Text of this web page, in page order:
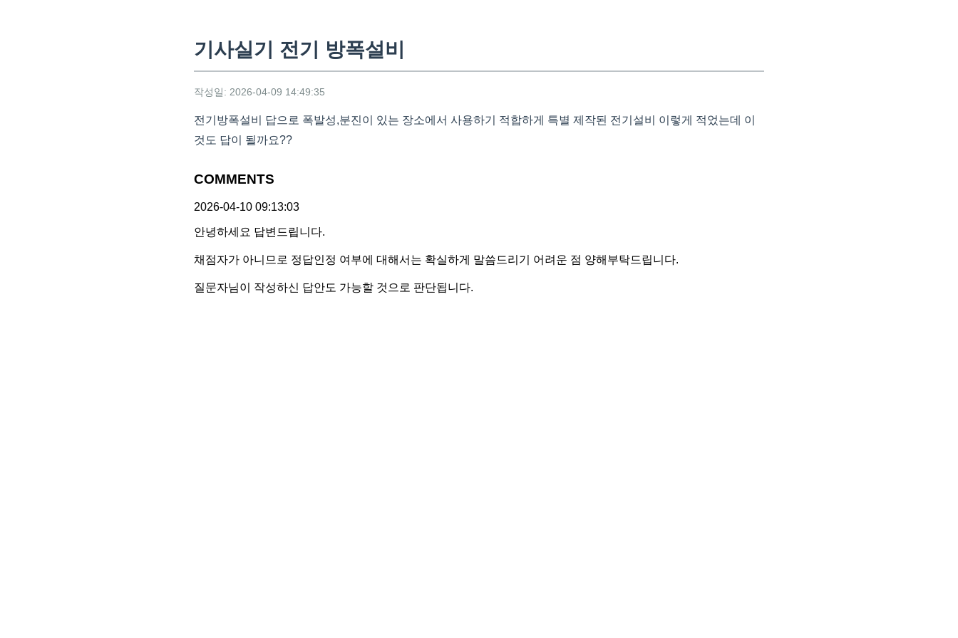
기사실기 전기 방폭설비
작성일: 2026-04-09 14:49:35
전기방폭설비 답으로 폭발성,분진이 있는 장소에서 사용하기 적합하게 특별 제작된 전기설비 이렇게 적었는데 이
것도 답이 될까요??
COMMENTS
2026-04-10 09:13:03
안녕하세요 답변드립니다.
채점자가 아니므로 정답인정 여부에 대해서는 확실하게 말씀드리기 어려운 점 양해부탁드립니다.
질문자님이 작성하신 답안도 가능할 것으로 판단됩니다.